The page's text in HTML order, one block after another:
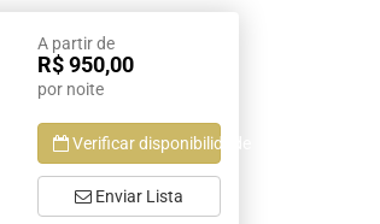
A partir de
R$ 950,00
por noite
Verificar disponibilidade
Enviar Lista